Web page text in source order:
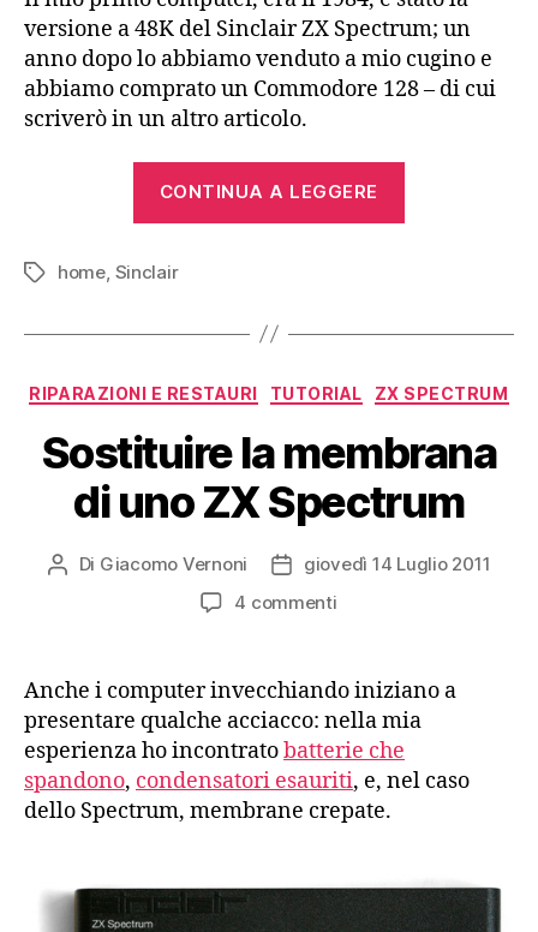
versione a 48K del Sinclair ZX Spectrum; un
anno dopo lo abbiamo venduto a mio cugino e
abbiamo comprato un Commodore 128 – di cui
scriverò in un altro articolo.
CONTINUA A LEGGERE
Tag home Sinclair
Categorie
RIPARAZIONI E RESTAURI TUTORIAL ZX SPECTRUM
Sostituire la membrana
di uno ZX Spectrum
Autore
Di Giacomo Vernoni
Data
dell'articolo
giovedì 14 Luglio 2011
4 commentisu
membrana
di
uno
ZX
Spectrum
Anche i computer invecchiando iniziano a
presentare qualche acciacco: nella mia
esperienza ho incontratobatterie che
spandono, condensatori esauriti, e, nel caso
dello Spectrum, membrane crepate.